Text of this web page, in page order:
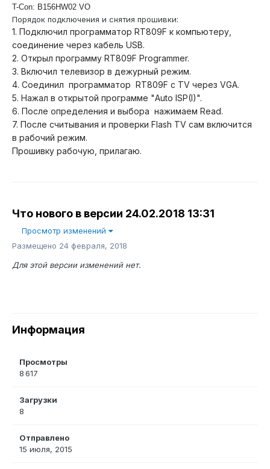
T-Con: B156HW02 VO
Порядок подключения и снятия прошивки:
1. Подключил программатор RT809F к компьютеру,
соединение через кабель USB.
2. Открыл программу RT809F Programmer.
3. Включил телевизор в дежурный режим.
4. Соединил программатор RT809F с TV через VGA.
5. Нажал в открытой программе "Auto ISP(I)".
6. После определения и выбора нажимаем Read.
7. После считывания и проверки Flash TV сам включится
в рабочий режим.
Прошивку рабочую, прилагаю.
Что нового в версии 24.02.2018 13:31
Просмотр изменений
Размещено 24 февраля, 2018
Для этой версии изменений нет.
Информация
Просмотры
8 617
Загрузки
8
Отправлено
15 июля, 2015